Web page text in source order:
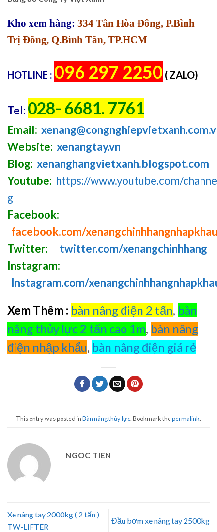
Kho xem hàng: 334 Tân Hòa Đông, P.Bình
Trị Đông, Q.Bình Tân, TP.HCM
HOTLINE : 096 297 2250 ( ZALO)
Tel: 028- 6681. 7761
Email:
Website: xenangtay.vn
Blog: xenanghangvietxanh.blogspot.com
Youtube: https://www.youtube.com/
g
Facebook:
facebook.com/xenangchinhhangnhapkhau
Twitter:
twitter.com/xenangchinhhang
Instagram:
Instagram.com/
Xem Thêm : bàn nâng điện 2 tấn, bàn
nâng thủy lực 2 tấn cao 1m, bàn nâng
điện nhập khẩu, bàn nâng điện giá rẻ
This entry was posted inBàn nâng thủy lực. Bookmark thepermalink.
NGOC TIEN
Xe nâng tay 2000kg ( 2 tấn )
TW-LIFTER
Đầu bơm xe nâng tay 2500kg